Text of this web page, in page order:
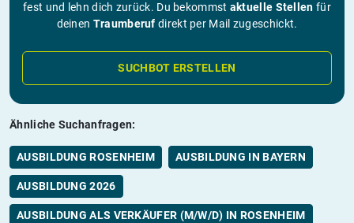
fest und lehn dich zurück. Du bekommst aktuelle Stellen für
deinen Traumberuf direkt per Mail zugeschickt.
SUCHBOT ERSTELLEN
Ähnliche Suchanfragen:
AUSBILDUNG ROSENHEIM AUSBILDUNG IN BAYERN
AUSBILDUNG 2026
AUSBILDUNG ALS VERKÄUFER (M/W/D) IN ROSENHEIM